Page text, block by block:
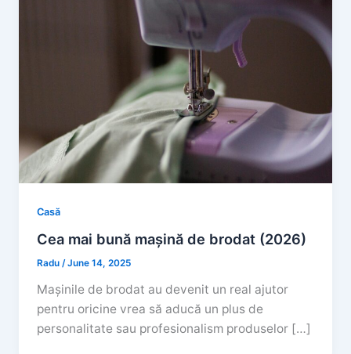
Casă
Cea mai bună mașină de brodat (2026)
Radu/June 14, 2025
Mașinile de brodat au devenit un real ajutor
pentru oricine vrea să aducă un plus de
personalitate sau profesionalism produselor […]